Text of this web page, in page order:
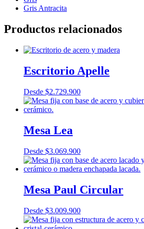
Gris Antracita
Productos relacionados
Escritorio Apelle
Desde $2.729.900
Mesa Lea
Desde $3.069.900
Mesa Paul Circular
Desde $3.009.900